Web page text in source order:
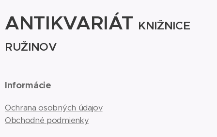
ANTIKVARIÁT KNIŽNICE
RUŽINOV
Informácie
Ochrana osobných údajov
Obchodné podmienky